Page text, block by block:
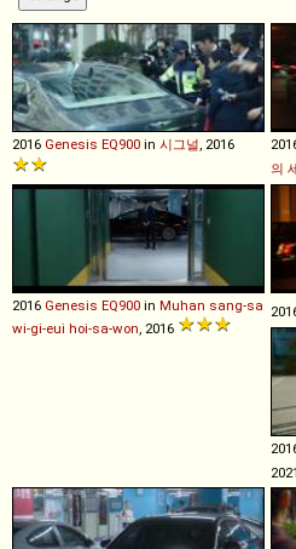
2016 Genesis EQ900 in 시그널 , 2016
의
2016 Genesis EQ900 in Muhan sang-sa
wi-gi-eui hoi-sa-won , 2016
2021